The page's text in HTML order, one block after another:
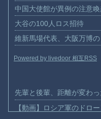
中国大使館が異例の注意
大谷の100人ロス招待
維新馬場代表、大阪万博
Powered by livedoor 相互RSS
先輩と後輩、距離が変わ
【動画】ロシア軍のドロ